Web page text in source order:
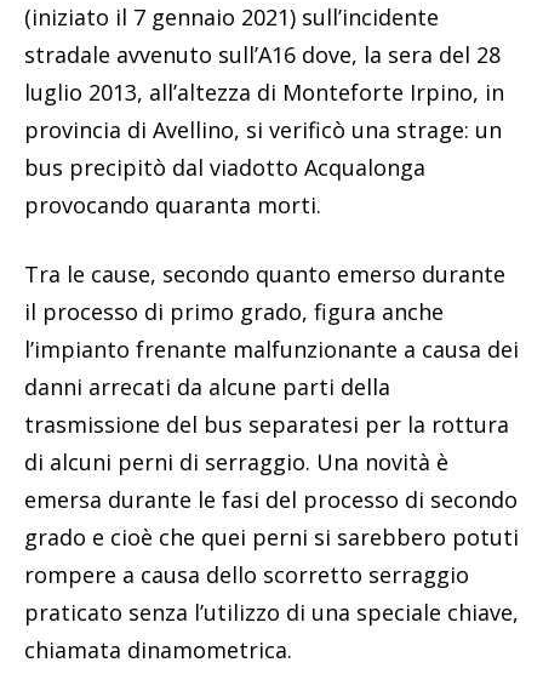
(iniziato il 7 gennaio 2021) sull’incidente
stradale avvenuto sull’A16 dove, la sera del 28
luglio 2013, all’altezza di Monteforte Irpino, in
provincia di Avellino, si verificò una strage: un
bus precipitò dal viadotto Acqualonga
provocando quaranta morti.
Tra le cause, secondo quanto emerso durante
il processo di primo grado, figura anche
l’impianto frenante malfunzionante a causa dei
danni arrecati da alcune parti della
trasmissione del bus separatesi per la rottura
di alcuni perni di serraggio. Una novità è
emersa durante le fasi del processo di secondo
grado e cioè che quei perni si sarebbero potuti
rompere a causa dello scorretto serraggio
praticato senza l’utilizzo di una speciale chiave,
chiamata dinamometrica.